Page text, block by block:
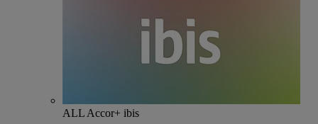
ALL Accor+ ibis